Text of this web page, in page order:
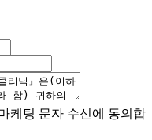
케팅 문자 수신에 동의합